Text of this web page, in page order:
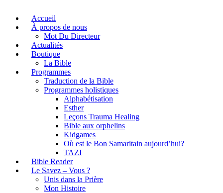
Accueil
À propos de nous
Mot Du Directeur
Actualités
Boutique
La Bible
Programmes
Traduction de la Bible
Programmes holistiques
Alphabétisation
Esther
Leçons Trauma Healing
Bible aux orphelins
Kidgames
Où est le Bon Samaritain aujourd’hui?
TAZI
Bible Reader
Le Savez – Vous ?
Unis dans la Prière
Mon Histoire